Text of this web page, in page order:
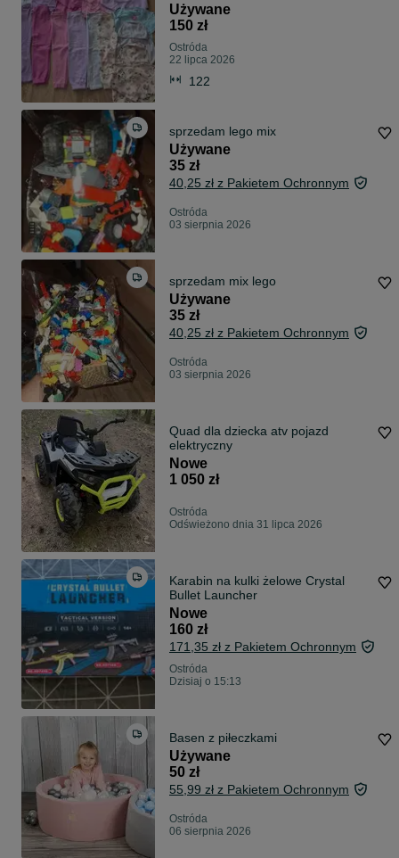
Używane
150 zł
Ostróda
22 lipca 2026
122
sprzedam lego mix
Używane
35 zł
40,25 zł z Pakietem Ochronnym
Ostróda
03 sierpnia 2026
sprzedam mix lego
Używane
35 zł
40,25 zł z Pakietem Ochronnym
Ostróda
03 sierpnia 2026
Quad dla dziecka atv pojazd
elektryczny
Nowe
1 050 zł
Ostróda
Odświeżono dnia 31 lipca 2026
Karabin na kulki żelowe Crystal
Bullet Launcher
Nowe
160 zł
171,35 zł z Pakietem Ochronnym
Ostróda
Dzisiaj o 15:13
Basen z piłeczkami
Używane
50 zł
55,99 zł z Pakietem Ochronnym
Ostróda
06 sierpnia 2026